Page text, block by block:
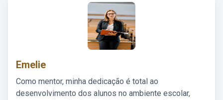
Emelie
Como mentor, minha dedicação é total ao
desenvolvimento dos alunos no ambiente escolar,